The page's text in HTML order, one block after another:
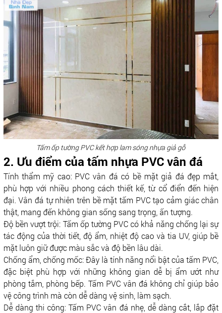
Tấm ốp tường PVC kết hợp lam sóng nhựa giả gỗ
2. Ưu điểm của tấm nhựa PVC vân đá
Tính thẩm mỹ cao: PVC vân đá có bề mặt giả đá đẹp mắt,
phù hợp với nhiều phong cách thiết kế, từ cổ điển đến hiện
đại. Vân đá tự nhiên trên bề mặt tấm PVC tạo cảm giác chân
thật, mang đến không gian sống sang trọng, ấn tượng.
Độ bền vượt trội: Tấm ốp tường PVC có khả năng chống lại sự
tác động của thời tiết, độ ẩm, nhiệt độ cao và tia UV, giúp bề
mặt luôn giữ được màu sắc và độ bền lâu dài.
Chống ẩm, chống mốc: Đây là tính năng nổi bật của tấm PVC,
đặc biệt phù hợp với những không gian dễ bị ẩm ướt như
phòng tắm, phòng bếp. Tấm PVC vân đá không chỉ giúp bảo
vệ công trình mà còn dễ dàng vệ sinh, làm sạch.
Dễ dàng thi công: Tấm PVC vân đá nhẹ, dễ dàng cắt, lắp đặt